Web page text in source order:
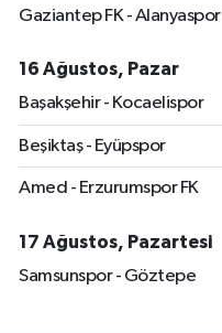
Gaziantep FK - Alanyaspor
16 Ağustos, Pazar
Başakşehir - Kocaelispor
Beşiktaş - Eyüpspor
Amed - Erzurumspor FK
17 Ağustos, Pazartesi
Samsunspor - Göztepe